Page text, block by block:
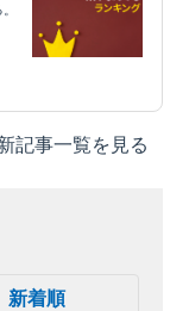
記事一覧を見る
新着順